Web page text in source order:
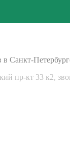
в Санкт-
пр-кт 33 к2,